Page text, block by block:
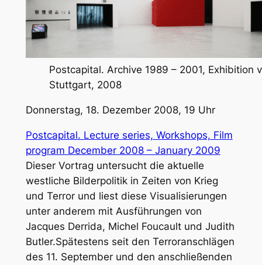
Postcapital. Archive 1989 – 2001, Exhibition
Stuttgart, 2008
Donnerstag, 18. Dezember 2008, 19 Uhr
Postcapital. Lecture series, Workshops, Film
program December 2008 – January 2009
Dieser Vortrag untersucht die aktuelle
westliche Bilderpolitik in Zeiten von Krieg
und Terror und liest diese Visualisierungen
unter anderem mit Ausführungen von
Jacques Derrida, Michel Foucault und Judith
Butler.Spätestens seit den Terroranschlägen
des 11. September und den anschließenden